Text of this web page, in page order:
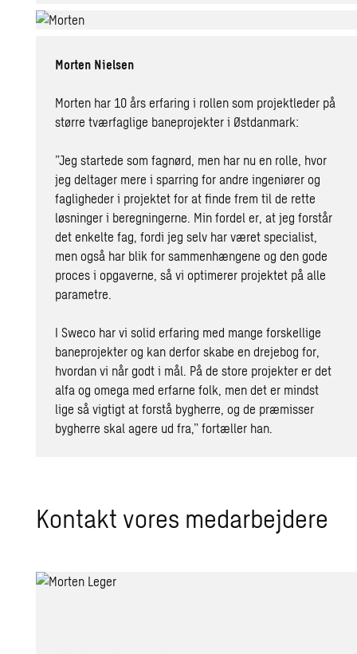
Morten Nielsen
Morten har 10 års erfaring i rollen som projektleder på
større tværfaglige baneprojekter i Østdanmark:
”Jeg startede som fagnørd, men har nu en rolle, hvor
jeg deltager mere i sparring for andre ingeniører og
fagligheder i projektet for at finde frem til de rette
løsninger i beregningerne. Min fordel er, at jeg forstår
det enkelte fag, fordi jeg selv har været specialist,
men også har blik for sammenhængene og den gode
proces i opgaverne, så vi optimerer projektet på alle
parametre.
I Sweco har vi solid erfaring med mange forskellige
baneprojekter og kan derfor skabe en drejebog for,
hvordan vi når godt i mål. På de store projekter er det
alfa og omega med erfarne folk, men det er mindst
lige så vigtigt at forstå bygherre, og de præmisser
bygherre skal agere ud fra,” fortæller han.
Kontakt vores medarbejdere